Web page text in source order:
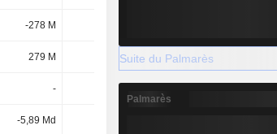
-278 M
279 M 8 M 605 M
-
-5,89 Md
Suite du Palmarès
Palmarès